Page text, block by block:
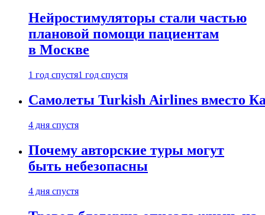
Нейростимуляторы стали частью
плановой помощи пациентам
в Москве
1 год спустя1 год спустя
Самолеты Turkish Airlines вместо
4 дня спустя
Почему авторские туры могут
быть небезопасны
4 дня спустя